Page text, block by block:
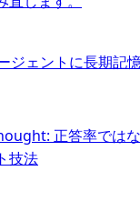
ジェントに長期記
正答率ではな
技法